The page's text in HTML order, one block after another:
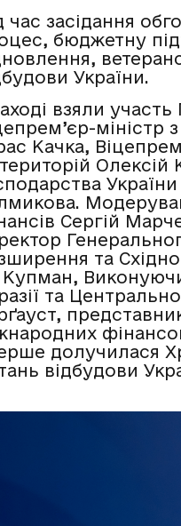
час засідання
бюджетну
України.
взяли
міністр
Качка,
Олексій
Сергій
та
та
долучилася
відбудови